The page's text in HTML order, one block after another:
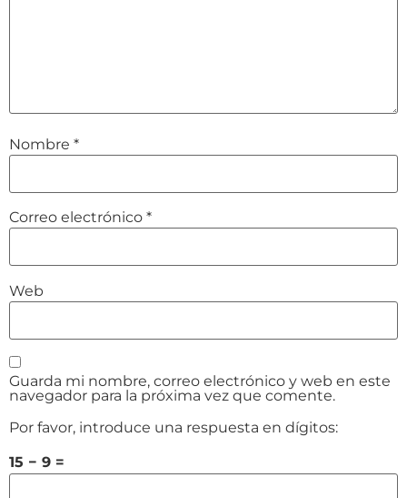
Nombre *
Correo electrónico *
Web
Guarda mi nombre, correo electrónico y web en este
navegador para la próxima vez que comente.
Por favor, introduce una respuesta en dígitos:
15 − 9 =